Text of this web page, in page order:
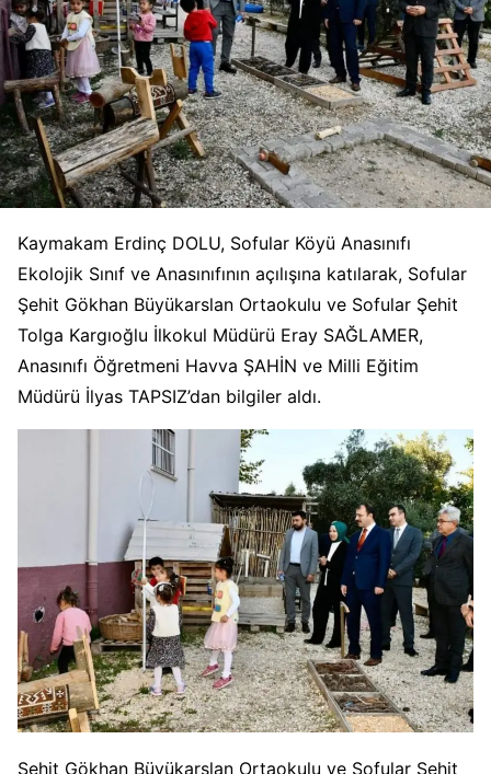
Kaymakam Erdinç DOLU, Sofular Köyü Anasınıfı
Ekolojik Sınıf ve Anasınıfının açılışına katılarak, Sofular
Şehit Gökhan Büyükarslan Ortaokulu ve Sofular Şehit
Tolga Kargıoğlu İlkokul Müdürü Eray SAĞLAMER,
Anasınıfı Öğretmeni Havva ŞAHİN ve Milli Eğitim
Müdürü İlyas TAPSIZ’dan bilgiler aldı.
Şehit Gökhan Büyükarslan Ortaokulu ve Sofular Şehit